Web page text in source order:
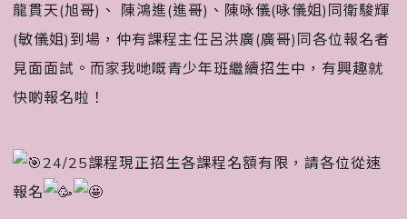
龍貫天(旭哥)、 陳鴻進(進哥)、陳咏儀(咏儀姐)同衛駿輝
(敏儀姐)到場，仲有課程主任呂洪廣(廣哥)同各位報名者
見面面試。而家我哋嘅青少年班繼續招生中，有興趣就
快啲報名啦！󠀠󠀠
24/25課程現正招生各課程名額有限，請各位從速
報名